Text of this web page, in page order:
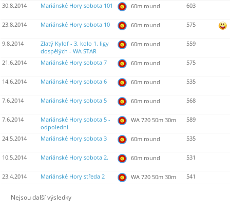
30.8.2014 Mariánské Hory sobota 101 60m round 603
23.8.2014 Mariánské Hory sobota 10 60m round 575
9.8.2014
Zlatý Kylof - 3. kolo 1. ligy
dospělých - WA STAR
60m round 559
21.6.2014 Mariánské Hory sobota 7 60m round 575
14.6.2014 Mariánské Hory sobota 6 60m round 535
7.6.2014 Mariánské Hory sobota 5 60m round 568
7.6.2014
Mariánské Hory sobota 5 -
odpolední
WA 720 50m 30m 589
24.5.2014 Mariánské Hory sobota 3 60m round 535
10.5.2014 Mariánské Hory sobota 2. 60m round 531
23.4.2014 Mariánské Hory středa 2 WA 720 50m 30m 541
Nejsou další výsledky